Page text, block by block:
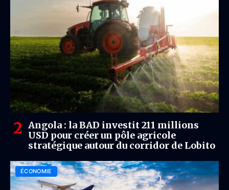
Angola : la BAD investit 211 millions
USD pour créer un pôle agricole
stratégique autour du corridor de Lobito
ÉCONOMIE